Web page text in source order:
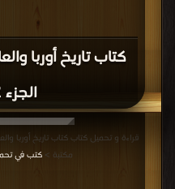
كتاب تاريخ أوربا
الجزء 2 PDF
مكتبة > كتب في